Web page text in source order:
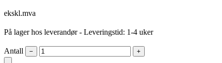
ekskl.mva
På lager hos leverandør- Leveringstid: 1-4 uker
Antall − +